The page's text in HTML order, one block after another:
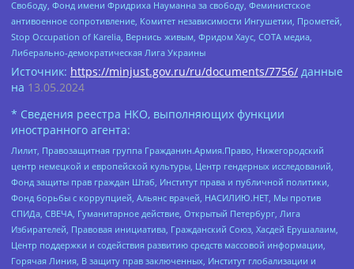
Свободу, Фонд имени Фридриха Науманна за свободу, Феминистское
антивоенное сопротивление, Комитет независимости Ингушетии, Прометей,
Stop Occupation of Karelia, Вернись живым, Фридом Хаус, СОТА медиа,
Либерально-демократическая Лига Украины
Источник: https://minjust.gov.ru/ru/documents/7756/ данные
на 13.05.2024
* Сведения реестра НКО, выполняющих функции
иностранного агента:
Лилит, Правозащитная группа Гражданин.Армия.Право, Нижегородский
центр немецкой и европейской культуры, Центр гендерных исследований,
Фонд защиты прав граждан Штаб, Институт права и публичной политики,
Фонд борьбы с коррупцией, Альянс врачей, НАСИЛИЮ.НЕТ, Мы против
СПИДа, СВЕЧА, Гуманитарное действие, Открытый Петербург, Лига
Избирателей, Правовая инициатива, Гражданский Союз, Хасдей Ерушалаим,
Центр поддержки и содействия развитию средств массовой информации,
Горячая Линия, В защиту прав заключенных, Институт глобализации и